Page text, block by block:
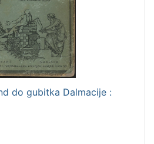
do gubitka Dalmacije :